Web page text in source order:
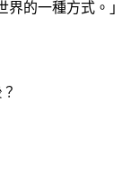
的一種方式。」